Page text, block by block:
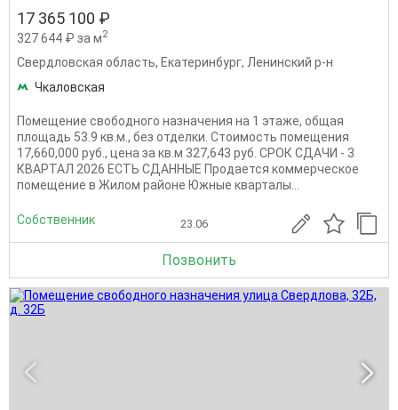
17 365 100 ₽
327 644 ₽ за м2
Свердловская область, Екатеринбург, Ленинский р-н
Чкаловская
Помещение свободного назначения на 1 этаже, общая
площадь 53.9 кв.м., без отделки. Стоимость помещения
17,660,000 руб., цена за кв.м 327,643 руб. СРОК СДАЧИ - 3
КВАРТАЛ 2026 ЕСТЬ СДАННЫЕ Продается коммерческое
помещение в Жилом районе Южные кварталы...
Собственник 23.06
Позвонить